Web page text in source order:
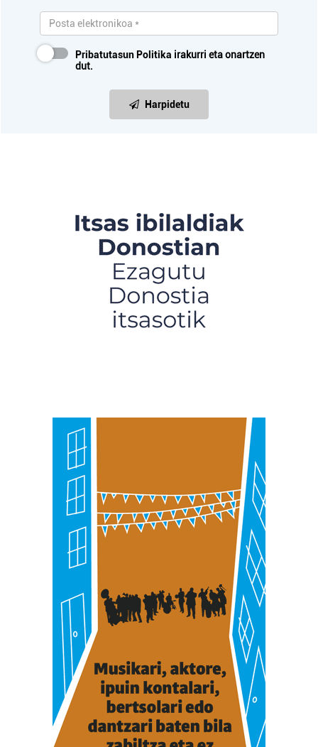
Pribatutasun Politika irakurri eta onartzen
dut.
Harpidetu